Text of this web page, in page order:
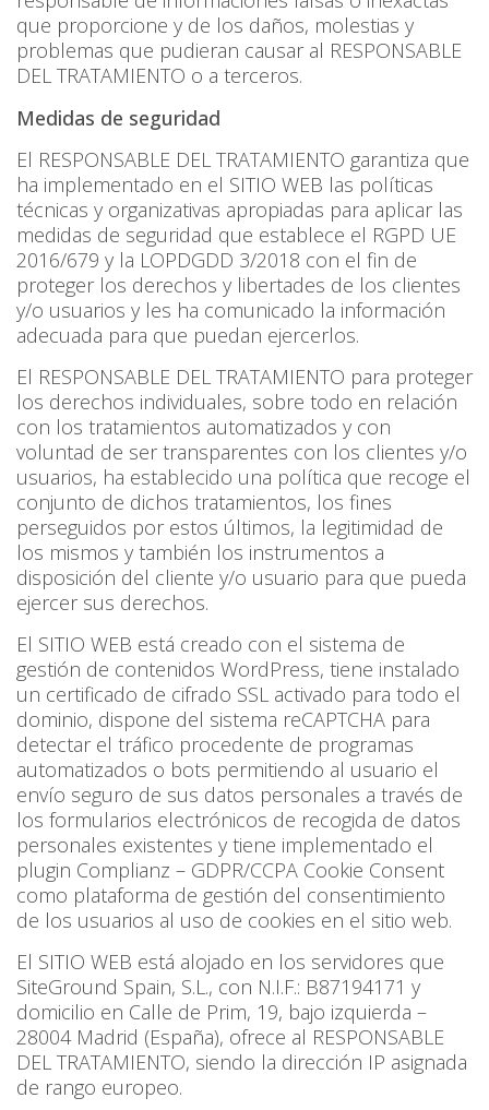
que proporcione y de los daños, molestias y
problemas que pudieran causar al RESPONSABLE
DEL TRATAMIENTO o a terceros.
Medidas de seguridad
El RESPONSABLE DEL TRATAMIENTO garantiza que
ha implementado en el SITIO WEB las políticas
técnicas y organizativas apropiadas para aplicar las
medidas de seguridad que establece el RGPD UE
2016/679 y la LOPDGDD 3/2018 con el fin de
proteger los derechos y libertades de los clientes
y/o usuarios y les ha comunicado la información
adecuada para que puedan ejercerlos.
El RESPONSABLE DEL TRATAMIENTO para proteger
los derechos individuales, sobre todo en relación
con los tratamientos automatizados y con
voluntad de ser transparentes con los clientes y/o
usuarios, ha establecido una política que recoge el
conjunto de dichos tratamientos, los fines
perseguidos por estos últimos, la legitimidad de
los mismos y también los instrumentos a
disposición del cliente y/o usuario para que pueda
ejercer sus derechos.
El SITIO WEB está creado con el sistema de
gestión de contenidos WordPress, tiene instalado
un certificado de cifrado SSL activado para todo el
dominio, dispone del sistema reCAPTCHA para
detectar el tráfico procedente de programas
automatizados o bots permitiendo al usuario el
envío seguro de sus datos personales a través de
los formularios electrónicos de recogida de datos
personales existentes y tiene implementado el
plugin Complianz – GDPR/CCPA Cookie Consent
como plataforma de gestión del consentimiento
de los usuarios al uso de cookies en el sitio web.
El SITIO WEB está alojado en los servidores que
SiteGround Spain, S.L., con N.I.F.: B87194171 y
domicilio en Calle de Prim, 19, bajo izquierda –
28004 Madrid (España), ofrece al RESPONSABLE
DEL TRATAMIENTO, siendo la dirección IP asignada
de rango europeo.